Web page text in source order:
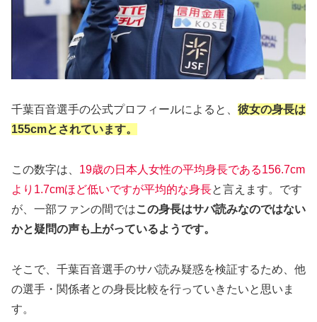
千葉百音選手の公式プロフィールによると、 彼女の身長は
155cmとされています。
この数字は、 19歳の日本人女性の平均身長である156.7cm
より1.7cmほど低いですが平均的な身長と言えます。です
が、一部ファンの間ではこの身長はサバ読みなのではない
かと疑問の声も上がっているようです。
そこで、千葉百音選手のサバ読み疑惑を検証するため、他
の選手・関係者との身長比較を行っていきたいと思いま
す。